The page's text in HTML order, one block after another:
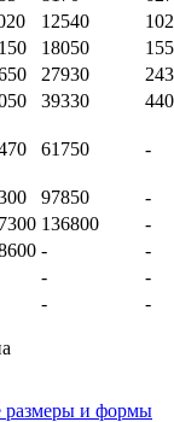
12540
18050
27930
39330
61750 -
97850
-
136800
-
-
-
-
-
- -
размеры и формы